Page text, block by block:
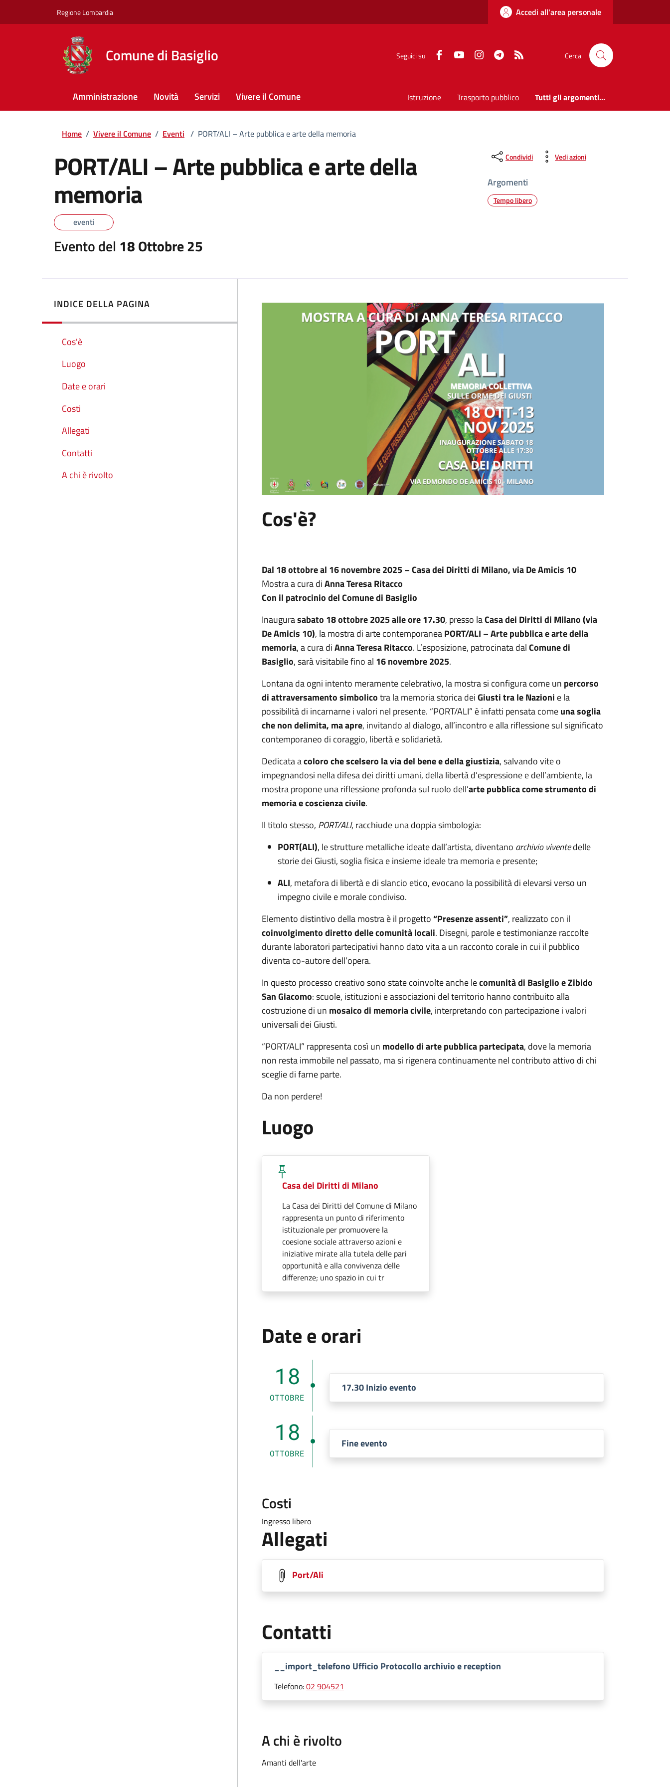
Regione Lombardia Accedi all'area personale
Comune di Basiglio Seguici su FaceboookYoutubeInstagramTelegram Cerca
Amministrazione Novità Servizi Vivere il Comune Istruzione Trasporto pubblico Tutti gli argomenti...
Home / Vivere il Comune / Eventi / PORT/ALI – Arte pubblica e arte della memoria
PORT/ALI – Arte pubblica e arte della
memoria
eventi
Evento del 18 Ottobre 25
Condividi Vedi azioni
Argomenti
Tempo libero
INDICE DELLA PAGINA
Cos'è
Luogo
Date e orari
Costi
Allegati
Contatti
A chi è rivolto
Cos'è?
Dal 18 ottobre al 16 novembre 2025 – Casa dei Diritti di Milano, via De Amicis 10
Mostra a cura diAnna Teresa Ritacco
Con il patrocinio del Comune di Basiglio
Inaugurasabato 18 ottobre 2025 alle ore 17.30, presso laCasa dei Diritti di Milano (via
De Amicis 10), la mostra di arte contemporaneaPORT/ALI – Arte pubblica e arte della
memoria, a cura diAnna Teresa Ritacco. L’esposizione, patrocinata dalComune di
Basiglio, sarà visitabile fino al 16 novembre 2025.
Lontana da ogni intento meramente celebrativo, la mostra si configura come un percorso
di attraversamento simbolicotra la memoria storica deiGiusti tra le Nazioni e la
possibilità di incarnarne i valori nel presente. “PORT/ALI” è infatti pensata comeuna soglia
che non delimita, ma apre, invitando al dialogo, all’incontro e alla riflessione sul significato
contemporaneo di coraggio, libertà e solidarietà.
Dedicata acoloro che scelsero la via del bene e della giustizia, salvando vite o
impegnandosi nella difesa dei diritti umani, della libertà d’espressione e dell’ambiente, la
mostra propone una riflessione profonda sul ruolo dell’arte pubblica come strumento di
memoria e coscienza civile.
Il titolo stesso, PORT/ALI, racchiude una doppia simbologia:
PORT(ALI), le strutture metalliche ideate dall’artista, diventano archivio viventedelle
storie dei Giusti, soglia fisica e insieme ideale tra memoria e presente;
ALI, metafora di libertà e di slancio etico, evocano la possibilità di elevarsi verso un
impegno civile e morale condiviso.
Elemento distintivo della mostra è il progetto“Presenze assenti”, realizzato con il
coinvolgimento diretto delle comunità locali. Disegni, parole e testimonianze raccolte
durante laboratori partecipativi hanno dato vita a un racconto corale in cui il pubblico
diventa co-autore dell’opera.
In questo processo creativo sono state coinvolte anche lecomunità di Basiglio e Zibido
San Giacomo: scuole, istituzioni e associazioni del territorio hanno contribuito alla
costruzione di un mosaico di memoria civile, interpretando con partecipazione i valori
universali dei Giusti.
“PORT/ALI” rappresenta così un modello di arte pubblica partecipata, dove la memoria
non resta immobile nel passato, ma si rigenera continuamente nel contributo attivo di chi
sceglie di farne parte.
Da non perdere!
Luogo
Casa dei Diritti di Milano
La Casa dei Diritti del Comune di Milano
rappresenta un punto di riferimento
istituzionale per promuovere la
coesione sociale attraverso azioni e
iniziative mirate alla tutela delle pari
opportunità e alla convivenza delle
differenze; uno spazio in cui tr
Date e orari
18
OTTOBRE
17.30 Inizio evento
18
OTTOBRE
Fine evento
Costi
Ingresso libero
Allegati
Port/Ali
Contatti
__import_telefono Ufficio Protocollo archivio e reception
Telefono:02 904521
A chi è rivolto
Amanti dell'arte